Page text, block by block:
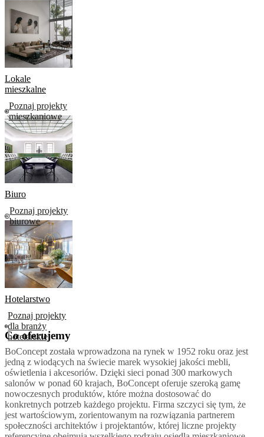
Lokale
mieszkalne
Poznaj projekty
mieszkaniowe
Biuro
Poznaj projekty
biurowe
Hotelarstwo
Poznaj projekty
dla branży
hotelarskiej
Co oferujemy
BoConcept została wprowadzona na rynek w 1952 roku oraz jest
jedną z wiodących na świecie marek wysokiej jakości mebli,
oświetlenia i akcesoriów. Dzięki sieci ponad 300 markowych
salonów w ponad 60 krajach, BoConcept oferuje szeroką gamę
nowoczesnych produktów, które można dostosować do
konkretnych potrzeb każdego projektu. Firma szczyci się tym, że
jest wartościowym, zorientowanym na rozwiązania partnerem
społeczności architektów i projektantów, której liczne projekty